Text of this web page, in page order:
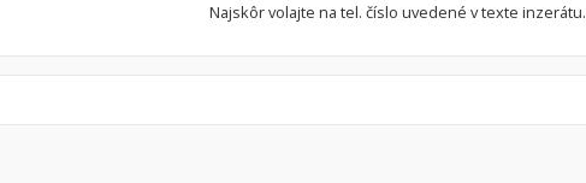
Najskôr volajte na tel. číslo uvedené v texte inzerátu.